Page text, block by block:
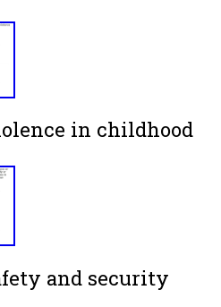
in childhood
and security